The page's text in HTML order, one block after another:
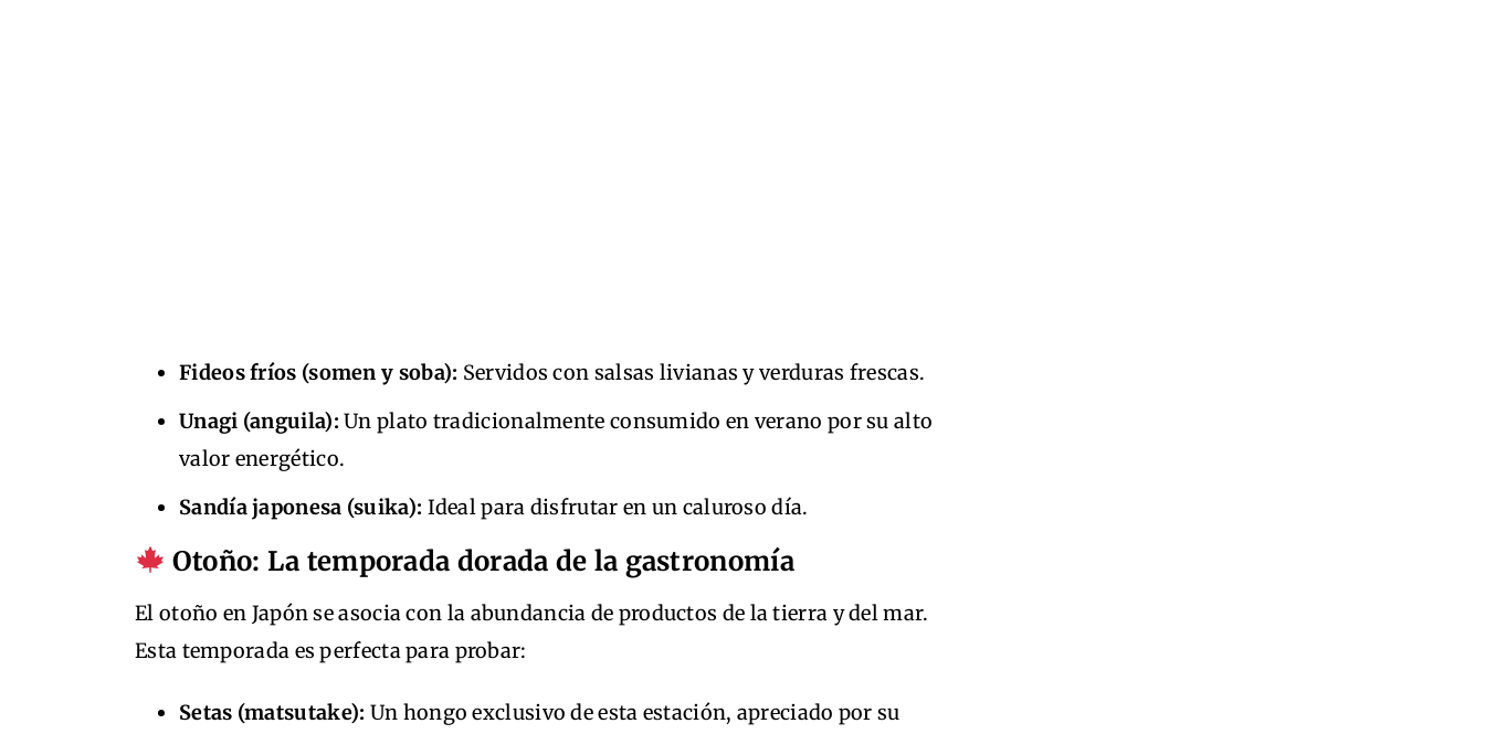
Fideos fríos (somen y soba): Servidos con salsas livianas y verduras frescas.
Unagi (anguila): Un plato tradicionalmente consumido en verano por su alto
valor energético.
Sandía japonesa (suika): Ideal para disfrutar en un caluroso día.
Otoño: La temporada dorada de la gastronomía
El otoño en Japón se asocia con la abundancia de productos de la tierra y del mar.
Esta temporada es perfecta para probar:
Setas (matsutake): Un hongo exclusivo de esta estación, apreciado por su